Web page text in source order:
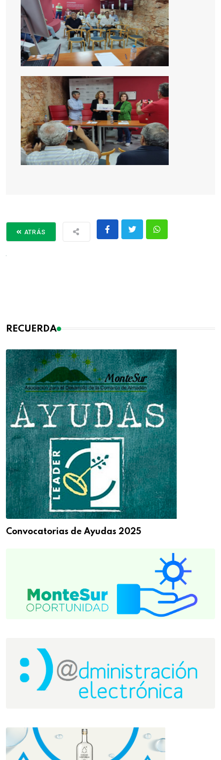
ATRÁS
RECUERDA
Convocatorias de Ayudas 2025